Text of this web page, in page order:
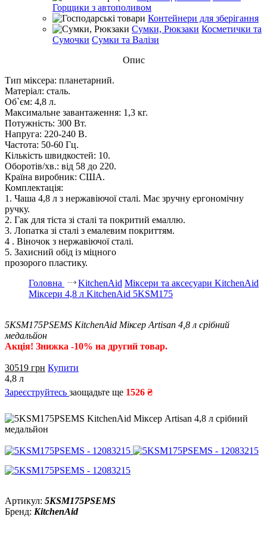
Горщики з автополивом
Контейнери для зберігання
Сумки, Рюкзаки Косметички та
Сумочки Сумки та Валізи
Опис
Тип міксера: планетарний.
Матеріал: сталь.
Об`єм: 4,8 л.
Максимальне завантаження: 1,3 кг.
Потужність: 300 Вт.
Напруга: 220-240 В.
Частота: 50-60 Гц.
Кількість швидкостей: 10.
Оборотів/хв.: від 58 до 220.
Країна виробник: США.
Комплектація:
1. Чаша 4,8 л з нержавіючої сталі. Має зручну ергономічну
ручку.
2. Гак для тіста зі сталі та покритий емаллю.
3. Лопатка зі сталі з емалевим покриттям.
4 . Віночок з нержавіючої сталі.
5. Захисний обід із міцного
прозорого пластику.
Головна
KitchenAid Міксери та аксесуари KitchenAid
Міксери 4,8 л KitchenAid 5KSM175
5KSM175PSEMS KitchenAid Міксер Artisan 4,8 л срібний
медальйон
Акція! Знижка -10% на другий товар.
30519 грн Купити
4,8 л
Зареєструйтесь заощадьте ще 1526 ₴
Артикул: 5KSM175PSEMS
Бренд: KitchenAid